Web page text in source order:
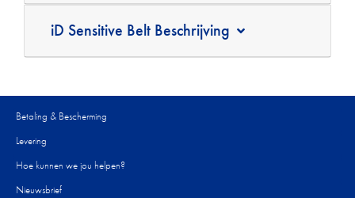
iD Sensitive Belt Beschrijving
Betaling & Bescherming
Levering
Hoe kunnen we jou helpen?
Nieuwsbrief